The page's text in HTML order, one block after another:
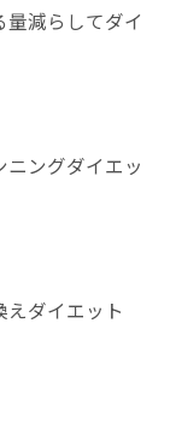
減らしてダイ
ングダイエッ
ダイエット